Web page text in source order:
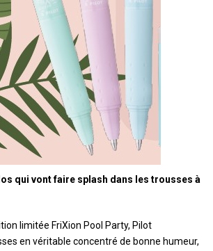
qui vont faire splash dans les trousses à
limitée FriXion Pool Party, Pilot
en véritable concentré de bonne humeur,